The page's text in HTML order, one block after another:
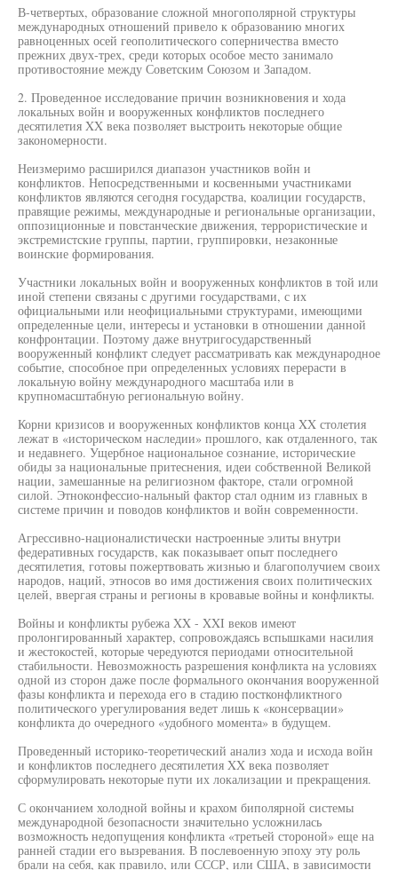
В-четвертых, образование сложной многополярной структуры
международных отношений привело к образованию многих
равноценных осей геополитического соперничества вместо
прежних двух-трех, среди которых особое место занимало
противостояние между Советским Союзом и Западом.
2. Проведенное исследование причин возникновения и хода
локальных войн и вооруженных конфликтов последнего
десятилетия XX века позволяет выстроить некоторые общие
закономерности.
Неизмеримо расширился диапазон участников войн и
конфликтов. Непосредственными и косвенными участниками
конфликтов являются сегодня государства, коалиции государств,
правящие режимы, международные и региональные организации,
оппозиционные и повстанческие движения, террористические и
экстремистские группы, партии, группировки, незаконные
воинские формирования.
Участники локальных войн и вооруженных конфликтов в той или
иной степени связаны с другими государствами, с их
официальными или неофициальными структурами, имеющими
определенные цели, интересы и установки в отношении данной
конфронтации. Поэтому даже внутригосударственный
вооруженный конфликт следует рассматривать как международное
событие, способное при определенных условиях перерасти в
локальную войну международного масштаба или в
крупномасштабную региональную войну.
Корни кризисов и вооруженных конфликтов конца XX столетия
лежат в «историческом наследии» прошлого, как отдаленного, так
и недавнего. Ущербное национальное сознание, исторические
обиды за национальные притеснения, идеи собственной Великой
нации, замешанные на религиозном факторе, стали огромной
силой. Этноконфессио-нальный фактор стал одним из главных в
системе причин и поводов конфликтов и войн современности.
Агрессивно-националистически настроенные элиты внутри
федеративных государств, как показывает опыт последнего
десятилетия, готовы пожертвовать жизнью и благополучием своих
народов, наций, этносов во имя достижения своих политических
целей, ввергая страны и регионы в кровавые войны и конфликты.
Войны и конфликты рубежа XX - XXI веков имеют
пролонгированный характер, сопровождаясь вспышками насилия
и жестокостей, которые чередуются периодами относительной
стабильности. Невозможность разрешения конфликта на условиях
одной из сторон даже после формального окончания вооруженной
фазы конфликта и перехода его в стадию постконфликтного
политического урегулирования ведет лишь к «консервации»
конфликта до очередного «удобного момента» в будущем.
Проведенный историко-теоретический анализ хода и исхода войн
и конфликтов последнего десятилетия XX века позволяет
сформулировать некоторые пути их локализации и прекращения.
С окончанием холодной войны и крахом биполярной системы
международной безопасности значительно усложнилась
возможность недопущения конфликта «третьей стороной» еще на
ранней стадии его вызревания. В послевоенную эпоху эту роль
брали на себя, как правило, или СССР, или США, в зависимости